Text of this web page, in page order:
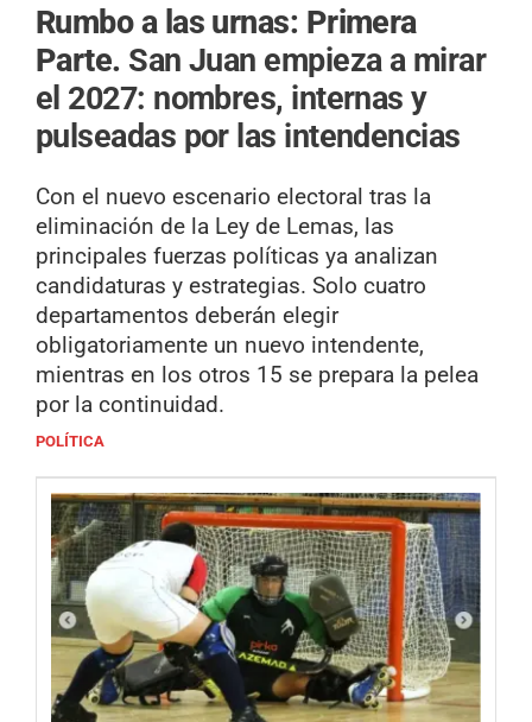
Rumbo a las urnas: Primera
Parte. San Juan empieza a mirar
el 2027: nombres, internas y
pulseadas por las intendencias
Con el nuevo escenario electoral tras la
eliminación de la Ley de Lemas, las
principales fuerzas políticas ya analizan
candidaturas y estrategias. Solo cuatro
departamentos deberán elegir
obligatoriamente un nuevo intendente,
mientras en los otros 15 se prepara la pelea
por la continuidad.
POLÍTICA